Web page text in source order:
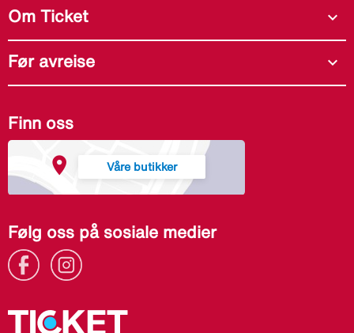
Om Ticket expand_more
Før avreise expand_more
Finn oss
Våre butikker
Følg oss på sosiale medier